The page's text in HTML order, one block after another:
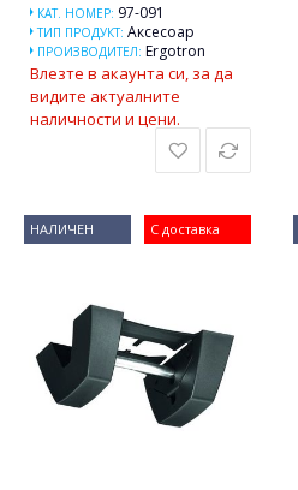
КАТ. НОМЕР: 97-091
ТИП ПРОДУКТ: Аксесоар
ПРОИЗВОДИТЕЛ: Ergotron
Влезте в акаунта си, за да
видите актуалните
наличности и цени.
С доставка
НАЛИЧЕН